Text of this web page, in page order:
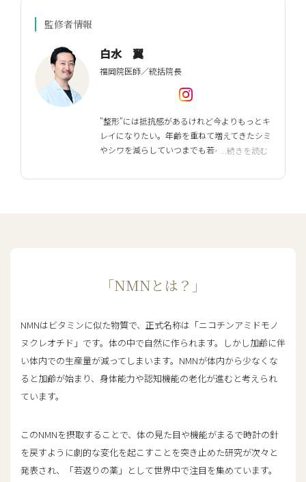
監修者情報
白水 翼
福岡院医師／統括院長
...続きを読む
"整形"には抵抗感があるけれど今よりもっとキ
レイになりたい。年齢を重ねて増えてきたシミ
やシワを減らしていつまでも若々しくいた
しくなることを専門にした医療です。誰もが持
2010年
広島大学医学部医学科卒業。
佐賀県病好生館・九州大学病院・
北九州市立医療センター・大分県
立病院・九州医療センターにて勤
2020年
美容皮膚科エルムクリニック福岡
所属/資格
日本美容皮膚科学会
「NMNとは？」
NMNはビタミンに似た物質で、正式名称は「ニコチンアミドモノ
ヌクレオチド」です。体の中で自然に作られます。しかし加齢に伴
い体内での生産量が減ってしまいます。NMNが体内から少なくな
ると加齢が始まり、身体能力や認知機能の老化が進むと考えられ
ています。
このNMNを摂取することで、体の見た目や機能がまるで時計の針
を戻すように劇的な変化を起こすことを突き止めた研究が次々と
発表され、「若返りの薬」として世界中で注目を集めています。